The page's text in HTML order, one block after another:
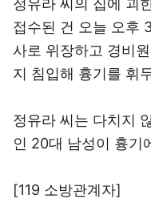
정유라 씨의 집에 괴
접수된 건 오늘 오후
사로 위장하고 경비
지 침입해 흉기를 휘
정유라 씨는 다치지
인 20대 남성이 흉기
[119 소방관계자]